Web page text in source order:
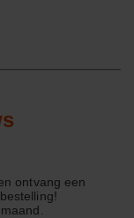
ontvang een